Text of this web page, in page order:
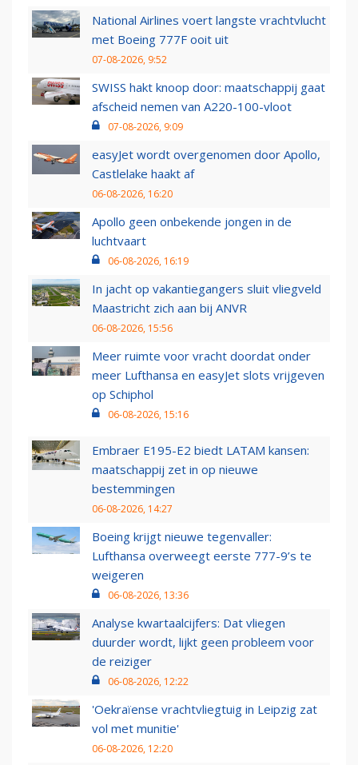
National Airlines voert langste vrachtvlucht
met Boeing 777F ooit uit
07-08-2026, 9:52
SWISS hakt knoop door: maatschappij gaat
afscheid nemen van A220-100-vloot
07-08-2026, 9:09
easyJet wordt overgenomen door Apollo,
Castlelake haakt af
06-08-2026, 16:20
Apollo geen onbekende jongen in de
luchtvaart
06-08-2026, 16:19
In jacht op vakantiegangers sluit vliegveld
Maastricht zich aan bij ANVR
06-08-2026, 15:56
Meer ruimte voor vracht doordat onder
meer Lufthansa en easyJet slots vrijgeven
op Schiphol
06-08-2026, 15:16
Embraer E195-E2 biedt LATAM kansen:
maatschappij zet in op nieuwe
bestemmingen
06-08-2026, 14:27
Boeing krijgt nieuwe tegenvaller:
Lufthansa overweegt eerste 777-9’s te
weigeren
06-08-2026, 13:36
Analyse kwartaalcijfers: Dat vliegen
duurder wordt, lijkt geen probleem voor
de reiziger
06-08-2026, 12:22
'Oekraïense vrachtvliegtuig in Leipzig zat
vol met munitie'
06-08-2026, 12:20